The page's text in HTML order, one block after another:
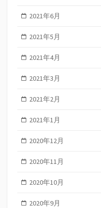
2021年6月
2021年5月
2021年4月
2021年3月
2021年2月
2021年1月
2020年12月
2020年11月
2020年10月
2020年9月